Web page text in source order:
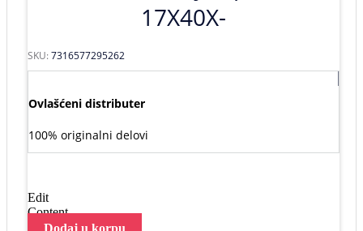
17X40X-
SKU:7316577295262
Ovlašćeni distributer
100% originalni delovi
Edit
Content
Dodaj u korpu